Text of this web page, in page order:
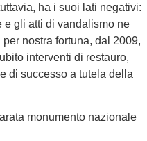
ha i suoi lati negativi:
e gli atti di vandalismo ne
nostra fortuna, dal 2009,
interventi di restauro,
di successo a tutela della
monumento nazionale